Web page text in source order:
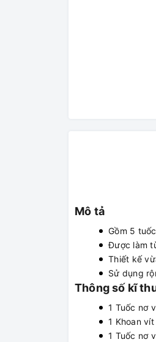
Mô tả
Gồm 5
Được làm
Thiết kế
Sử dụng
Thông số kĩ
1 Tuốc nơ
1 Khoan
1 Tuốc nơ